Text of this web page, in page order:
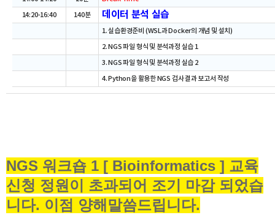
14:20-16:40
140분 데이터 분석 실습
1. 실습환경준비 (WSL과 Docker의 개념 및 설치)
2. NGS 파일 형식 및 분석과정 실습 1
3. NGS 파일 형식 및 분석과정 실습 2
4. Python을 활용한 NGS 검사 결과 보고서 작성
NGS 워크숍 1 [ Bioinformatics ] 교육
신청 정원이 초과되어 조기 마감 되었습
니다. 이점 양해말씀드립니다.